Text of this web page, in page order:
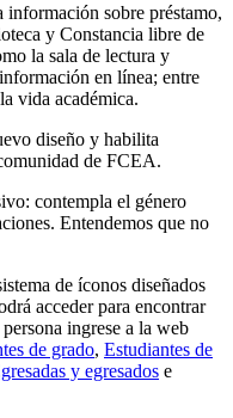
información sobre préstamo,
y Constancia libre de
la sala de lectura y
en línea; entre
vida académica.
diseño y habilita
de FCEA.
contempla el género
Entendemos que no
de íconos diseñados
acceder para encontrar
ingrese a la web
de grado, Estudiantes de
y egresados e